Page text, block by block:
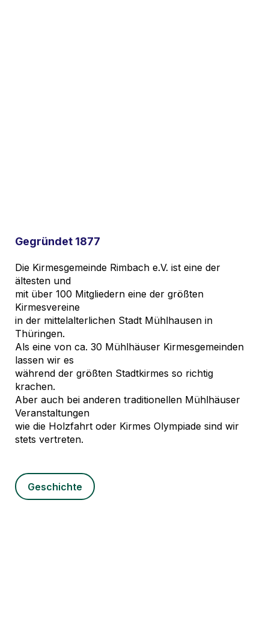
Gegründet 1877
Die Kirmesgemeinde Rimbach e.V. ist eine der
ältesten und
mit über 100 Mitgliedern eine der größten
Kirmesvereine
in der mittelalterlichen Stadt Mühlhausen in
Thüringen.
Als eine von ca. 30 Mühlhäuser Kirmesgemeinden
lassen wir es
während der größten Stadtkirmes so richtig
krachen.
Aber auch bei anderen traditionellen Mühlhäuser
Veranstaltungen
wie die Holzfahrt oder Kirmes Olympiade sind wir
stets vertreten.
Geschichte